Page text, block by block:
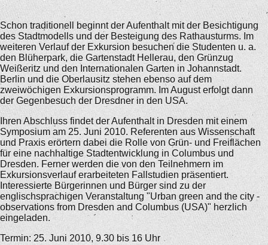
Schon traditionell beginnt der Aufenthalt mit der Besichtigung
des Stadtmodells und der Besteigung des Rathausturms. Im
weiteren Verlauf der Exkursion besuchen die Studenten u. a.
den Blüherpark, die Gartenstadt Hellerau, den Grünzug
Weißeritz und den Internationalen Garten in Johannstadt.
Berlin und die Oberlausitz stehen ebenso auf dem
zweiwöchigen Exkursionsprogramm. Im August erfolgt dann
der Gegenbesuch der Dresdner in den USA.
Ihren Abschluss findet der Aufenthalt in Dresden mit einem
Symposium am 25. Juni 2010. Referenten aus Wissenschaft
und Praxis erörtern dabei die Rolle von Grün- und Freiflächen
für eine nachhaltige Stadtentwicklung in Columbus und
Dresden. Ferner werden die von den Teilnehmern im
Exkursionsverlauf erarbeiteten Fallstudien präsentiert.
Interessierte Bürgerinnen und Bürger sind zu der
englischsprachigen Veranstaltung "Urban green and the city -
observations from Dresden and Columbus (USA)" herzlich
eingeladen.
Termin: 25. Juni 2010, 9.30 bis 16 Uhr